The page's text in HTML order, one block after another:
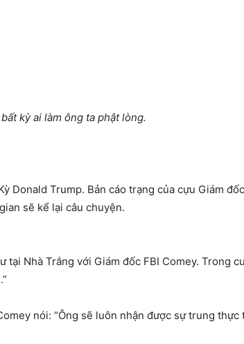
kỳ ai làm ông ta phật lòng.
Donald Trump. Bản cáo trạng của cựu Giám
sẽ kể lại câu chuyện.
Nhà Trắng với Giám đốc FBI Comey. Trong
nói: “Ông sẽ luôn nhận được sự trung thực